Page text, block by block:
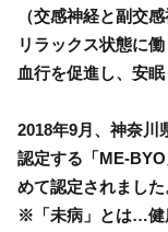
（交感神経と副交
リラックス状態に
血行を促進し、安
2018年9月、神奈川
認定する「
めて認定されました
※「未病」とは…健